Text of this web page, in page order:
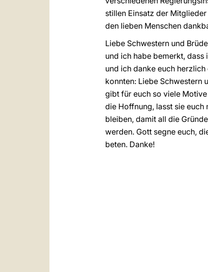
stillen Einsatz der
den lieben Menschen
Liebe Schwestern und
und ich habe bemerkt, dass
und ich danke euch
konnten: Liebe Schwestern
gibt für euch so viele
die Hoffnung, lasst sie euch
bleiben, damit all die
werden. Gott segne euch,
beten. Danke!